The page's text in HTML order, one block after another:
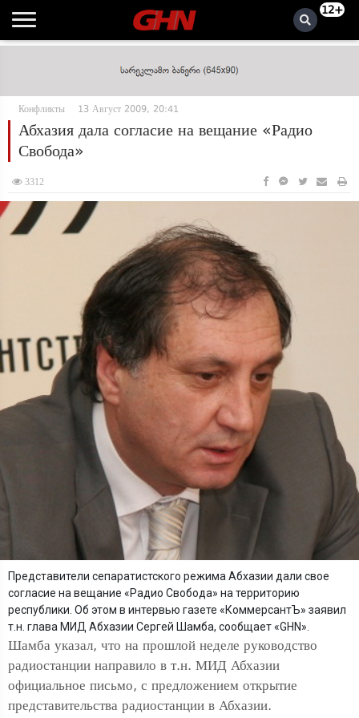
12+
Конфликты 13 Август 2009, 20:41
Абхазия дала согласие на вещание «Радио
Свобода»
3312
Представители сепаратистского режима Абхазии дали свое
согласие на вещание «Радио Свобода» на территорию
республики. Об этом в интервью газете «КоммерсантЪ» заявил
т.н. глава МИД Абхазии Сергей Шамба, сообщает «GHN».
Шамба указал, что на прошлой неделе руководство
радиостанции направило в т.н. МИД Абхазии
официальное письмо, с предложением открытие
представительства радиостанции в Абхазии.